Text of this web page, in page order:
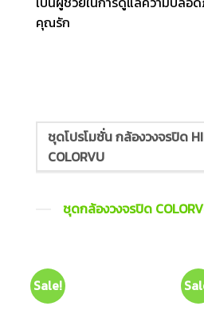
คุณรัก
ชุดโปรโมชั่น กล้องวงจรปิด
COLORVU
ชุดกล้องวงจรปิด
Sale!